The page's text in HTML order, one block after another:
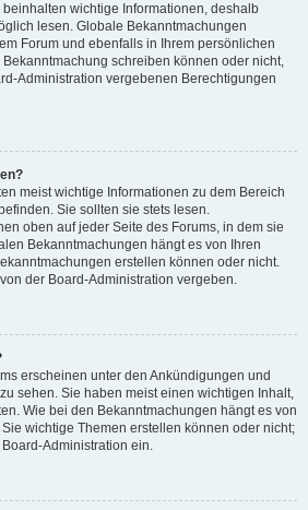
wichtige Informationen, deshalb
lesen. Globale Bekanntmachungen
Forum und ebenfalls in Ihrem persönlichen
schreiben können oder nicht,
Administration vergebenen Berechtigungen
meist wichtige Informationen zu dem Bereich
Sie sollten sie stets lesen.
oben auf jeder Seite des Forums, in dem sie
Bekanntmachungen hängt es von Ihren
erstellen können oder nicht.
der Board-Administration vergeben.
erscheinen unter den Ankündigungen und
sehen. Sie haben meist einen wichtigen Inhalt,
Wie bei den Bekanntmachungen hängt es von
wichtige Themen erstellen können oder nicht;
Administration ein.